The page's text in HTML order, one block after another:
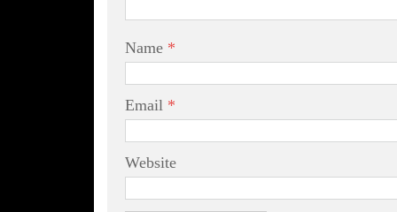
Name *
Email *
Website